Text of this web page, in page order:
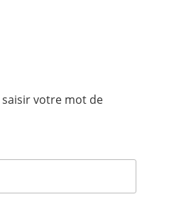
votre mot de